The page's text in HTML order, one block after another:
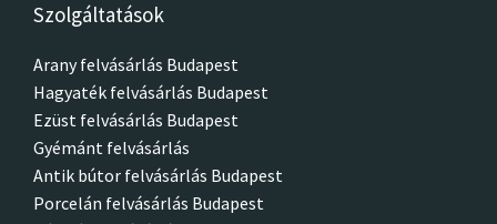
Szolgáltatások
Arany felvásárlás Budapest
Hagyaték felvásárlás Budapest
Ezüst felvásárlás Budapest
Gyémánt felvásárlás
Antik bútor felvásárlás Budapest
Porcelán felvásárlás Budapest